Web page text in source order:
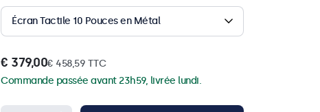
Écran Tactile 10 Pouces en Métal
€ 379,00€ 458,59 TTC
Commande passée avant 23h59, livrée lundi.